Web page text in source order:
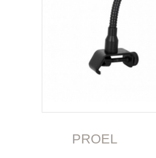
PROEL